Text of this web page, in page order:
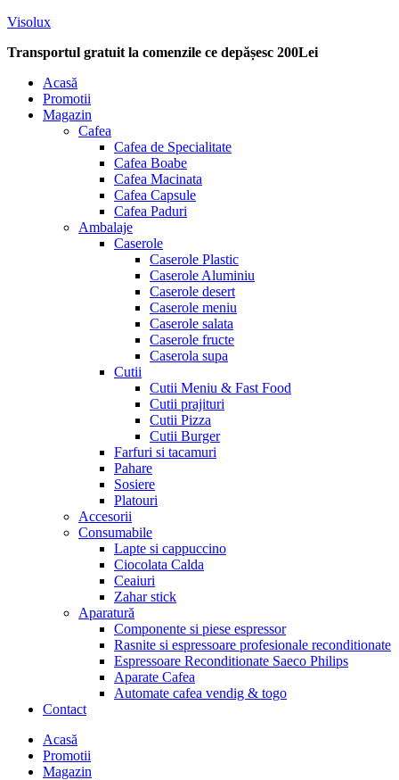
Visolux
Transportul gratuit la comenzile ce depășesc 200Lei
Menu
Acasă
Promotii
Magazin
Cafea
Cafea de Specialitate
Cafea Boabe
Cafea Macinata
Cafea Capsule
Cafea Paduri
Ambalaje
Caserole
Caserole Plastic
Caserole Aluminiu
Caserole desert
Caserole meniu
Caserole salata
Caserole fructe
Caserola supa
Cutii
Cutii Meniu & Fast Food
Cutii prajituri
Cutii Pizza
Cutii Burger
Farfuri si tacamuri
Pahare
Sosiere
Platouri
Accesorii
Consumabile
Lapte si cappuccino
Ciocolata Calda
Ceaiuri
Zahar stick
Aparatură
Componente si piese espressor
Rasnite si espressoare profesionale reconditionate
Espressoare Reconditionate Saeco Philips
Aparate Cafea
Automate cafea vendig & togo
Contact
Menu
Acasă
Promotii
Magazin